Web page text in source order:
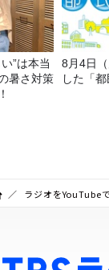
”は本当
暑さ対策
8月4日
した「都
ラジオをYouTube